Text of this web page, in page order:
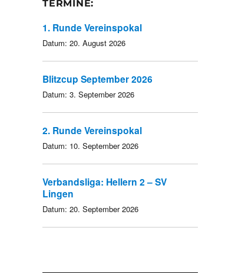
TERMINE:
1. Runde Vereinspokal
Datum: 20. August 2026
Blitzcup September 2026
Datum: 3. September 2026
2. Runde Vereinspokal
Datum: 10. September 2026
Verbandsliga: Hellern 2 – SV
Lingen
Datum: 20. September 2026